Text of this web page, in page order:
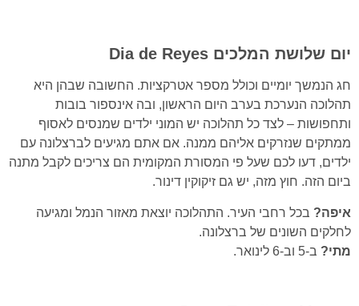
יום שלושת המלכים Dia de Reyes
חג הנמשך יומיים וכולל מספר אטרקציות. החשובה שבהן היא
תהלוכה הנערכת בערב היום הראשון, ובה אינספור בובות
ותחפושות – לצד כל תהלוכה יש המוני ילדים שמנסים לאסוף
ממתקים שנזרקים אליהם ממנה. אם אתם מגיעים לברצלונה עם
ילדים, דעו לכם שעל פי המסורת המקומית הם צריכים לקבל מתנה
ביום הזה. חוץ מזה, יש גם זיקוקין דינור.
איפה? בכל רחבי העיר. התהלוכה יוצאת מאזור הנמל ומגיעה
לחלקים השונים של ברצלונה.
מתי? ב-5 וב-6 לינואר.